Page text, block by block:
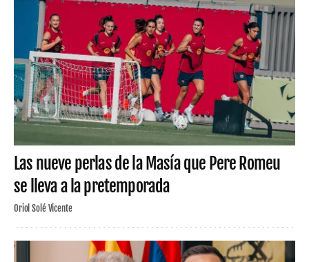
Las nueve perlas de la Masía que Pere Romeu
se lleva a la pretemporada
Oriol Solé Vicente